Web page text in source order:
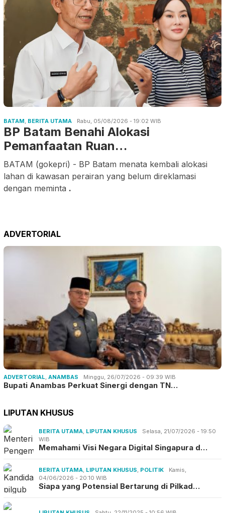
BATAM, BERITA UTAMA Rabu, 05/08/2026 - 19:02 WIB
BP Batam Benahi Alokasi
Pemanfaatan Ruan…
BATAM (gokepri) - BP Batam menata kembali alokasi
lahan di kawasan perairan yang belum direklamasi
dengan meminta .
ADVERTORIAL
ADVERTORIAL, ANAMBAS Minggu, 26/07/2026 - 09:39 WIB
Bupati Anambas Perkuat Sinergi dengan TN…
LIPUTAN KHUSUS
BERITA UTAMA, LIPUTAN KHUSUS
Selasa, 21/07/2026 - 19:50
WIB
Memahami Visi Negara Digital Singapura d…
BERITA UTAMA, LIPUTAN KHUSUS, POLITIK
Kamis,
04/06/2026 - 20:10 WIB
Siapa yang Potensial Bertarung di Pilkad…